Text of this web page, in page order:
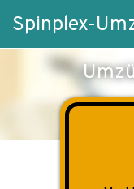
Spinplex-